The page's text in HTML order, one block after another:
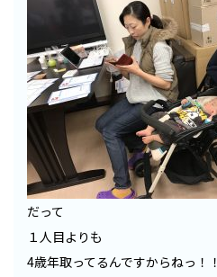
だって
１人目よりも
4歳年取ってるんですからねっ！！